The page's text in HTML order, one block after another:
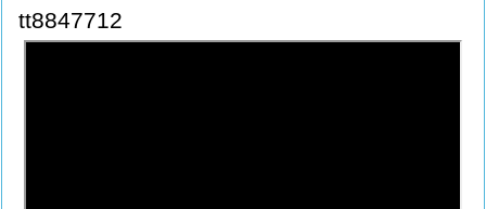
tt8847712